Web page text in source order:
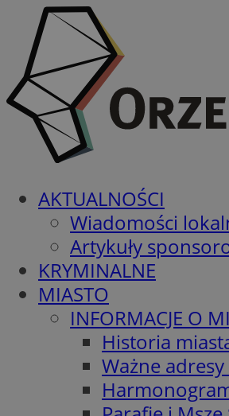
AKTUALNOŚCI
Wiadomości
Artykuły
KRYMINALNE
MIASTO
INFORMACJE O
Historia
Ważne